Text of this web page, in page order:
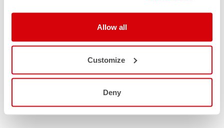
Allow all
Customize
Deny